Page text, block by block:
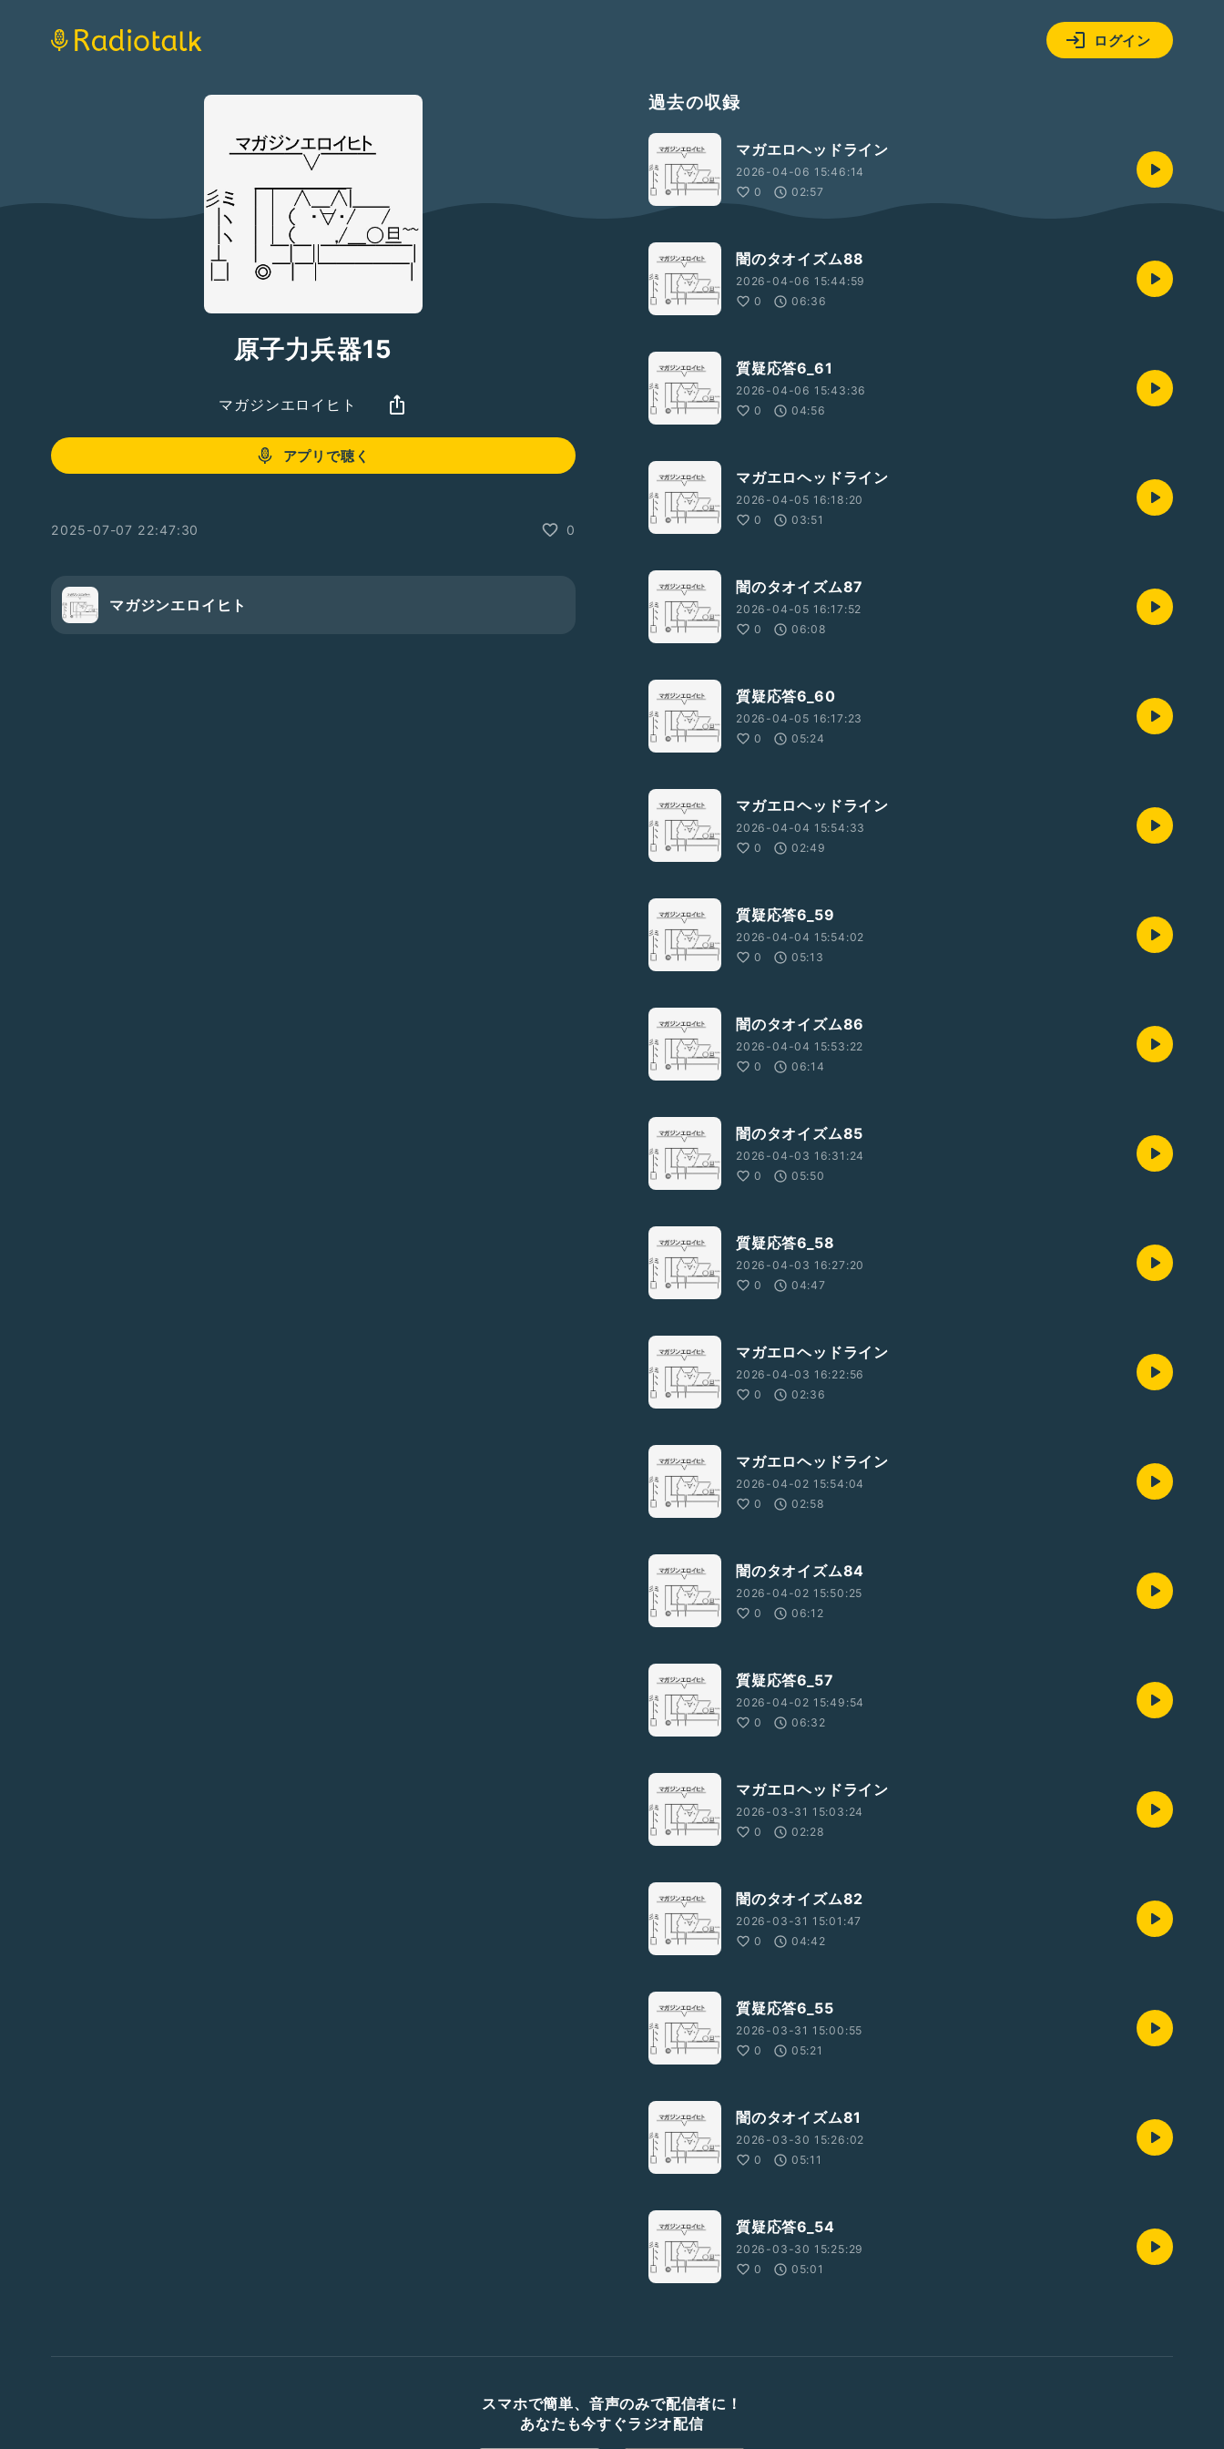
ログイン
原子力兵器15
マガジンエロイヒト
アプリで聴く
2025-07-07 22:47:30 0
マガジンエロイヒト
過去の収録
マガエロヘッドライン
2026-04-06 15:46:14
0
02:57
闇のタオイズム88
2026-04-06 15:44:59
0
06:36
質疑応答6_61
2026-04-06 15:43:36
0
04:56
マガエロヘッドライン
2026-04-05 16:18:20
0
03:51
闇のタオイズム87
2026-04-05 16:17:52
0
06:08
質疑応答6_60
2026-04-05 16:17:23
0
05:24
マガエロヘッドライン
2026-04-04 15:54:33
0
02:49
質疑応答6_59
2026-04-04 15:54:02
0
05:13
闇のタオイズム86
2026-04-04 15:53:22
0
06:14
闇のタオイズム85
2026-04-03 16:31:24
0
05:50
質疑応答6_58
2026-04-03 16:27:20
0
04:47
マガエロヘッドライン
2026-04-03 16:22:56
0
02:36
マガエロヘッドライン
2026-04-02 15:54:04
0
02:58
闇のタオイズム84
2026-04-02 15:50:25
0
06:12
質疑応答6_57
2026-04-02 15:49:54
0
06:32
マガエロヘッドライン
2026-03-31 15:03:24
0
02:28
闇のタオイズム82
2026-03-31 15:01:47
0
04:42
質疑応答6_55
2026-03-31 15:00:55
0
05:21
闇のタオイズム81
2026-03-30 15:26:02
0
05:11
質疑応答6_54
2026-03-30 15:25:29
0
05:01
スマホで簡単、音声のみで配信者に！
あなたも今すぐラジオ配信